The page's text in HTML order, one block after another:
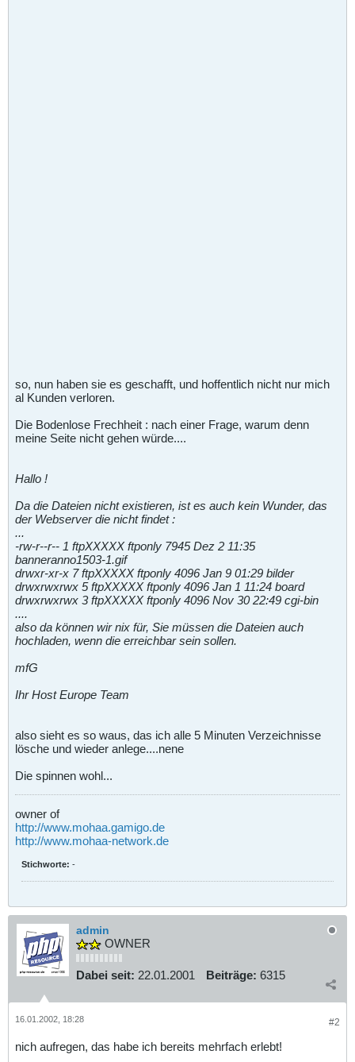
so, nun haben sie es geschafft, und hoffentlich nicht nur mich
al Kunden verloren.
Die Bodenlose Frechheit : nach einer Frage, warum denn
meine Seite nicht gehen würde....
Hallo !
Da die Dateien nicht existieren, ist es auch kein Wunder, das
der Webserver die nicht findet :
...
-rw-r--r-- 1 ftpXXXXX ftponly 7945 Dez 2 11:35
banneranno1503-1.gif
drwxr-xr-x 7 ftpXXXXX ftponly 4096 Jan 9 01:29 bilder
drwxrwxrwx 5 ftpXXXXX ftponly 4096 Jan 1 11:24 board
drwxrwxrwx 3 ftpXXXXX ftponly 4096 Nov 30 22:49 cgi-bin
....
also da können wir nix für, Sie müssen die Dateien auch
hochladen, wenn die erreichbar sein sollen.
mfG
Ihr Host Europe Team
also sieht es so waus, das ich alle 5 Minuten Verzeichnisse
lösche und wieder anlege....nene
Die spinnen wohl...
owner of
http://www.mohaa.gamigo.de
http://www.mohaa-network.de
Stichworte: -
admin
OWNER
Dabei seit: 22.01.2001 Beiträge: 6315
#2
16.01.2002, 18:28
nich aufregen, das habe ich bereits mehrfach erlebt!